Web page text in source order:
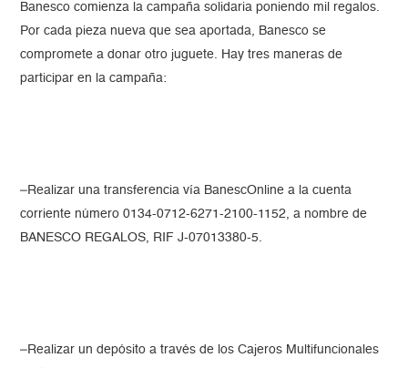
Banesco comienza la campaña solidaria poniendo mil regalos.
Por cada pieza nueva que sea aportada, Banesco se
compromete a donar otro juguete. Hay tres maneras de
participar en la campaña:
–Realizar una transferencia vía BanescOnline a la cuenta
corriente número 0134-0712-6271-2100-1152, a nombre de
BANESCO REGALOS, RIF J-07013380-5.
–Realizar un depósito a través de los Cajeros Multifuncionales